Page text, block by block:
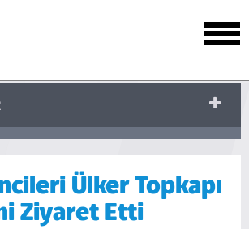
Ülker Topkapı
Ziyaret Etti